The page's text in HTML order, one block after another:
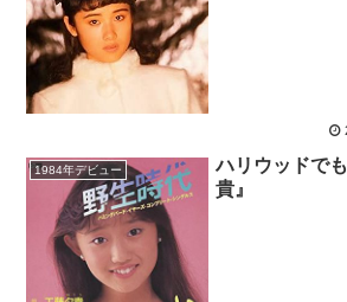
1984年デビュー
ハリウッドで
貴』